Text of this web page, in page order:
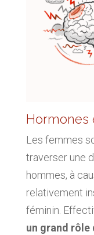
Hormones
Les femmes
traverser une
hommes, à
relativement
féminin.
un grand rôle